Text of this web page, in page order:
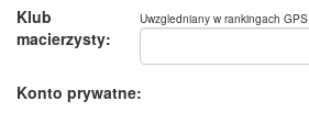
Klub
macierzysty:
Uwzgledniany w rankingach GPS
Konto prywatne: